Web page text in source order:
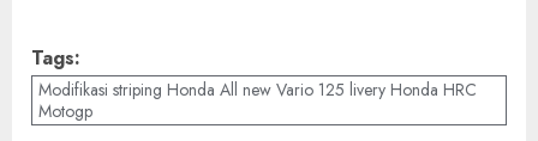
Tags:
Modifikasi striping Honda All new Vario 125 livery Honda HRC
Motogp